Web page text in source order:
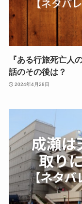
『ある行旅死亡人
話のその後は？
2024年4月28日